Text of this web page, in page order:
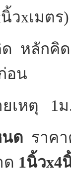
นิ้วxเมตร)
หลักคิ
อน
เหตุ
1
ด ราค
ด 1นิ้วx4